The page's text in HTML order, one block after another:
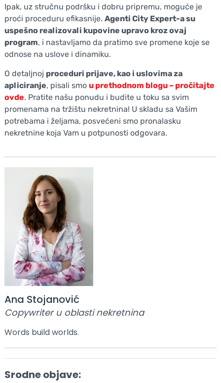
Ipak, uz stručnu podršku i dobru pripremu, moguće je
proći proceduru efikasnije. Agenti City Expert-a su
uspešno realizovali kupovine upravo kroz ovaj
program, i nastavljamo da pratimo sve promene koje se
odnose na uslove i dinamiku.
O detaljnoj proceduri prijave, kao i uslovima za
apliciranje, pisali smo u prethodnom blogu – pročitajte
ovde. Pratite našu ponudu i budite u toku sa svim
promenama na tržištu nekretnina! U skladu sa Vašim
potrebama i željama, posvećeni smo pronalasku
nekretnine koja Vam u potpunosti odgovara.
Ana Stojanović
Copywriter u oblasti nekretnina
Words build worlds.
Srodne objave: